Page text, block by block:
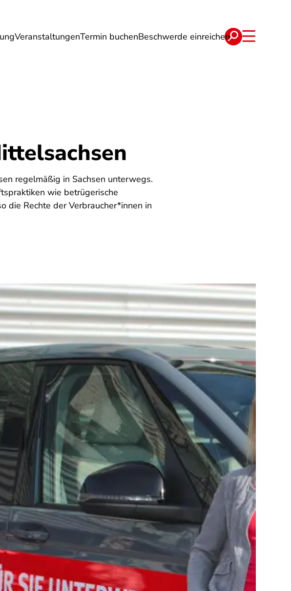
VeranstaltungenTermin buchenBeschwerde einreichen
Energie & Wohnen Lebensmittel & Ernährung
regelmäßig in Sachsen unterwegs.
wie betrügerische
die Rechte der Verbraucher*innen in